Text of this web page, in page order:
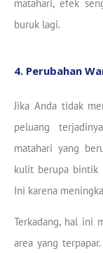
matahari, efek
buruk lagi.
4. Perubahan
Jika Anda tidak
peluang
matahari yang
kulit berupa bintik
Ini karena
Terkadang, hal ini
area yang